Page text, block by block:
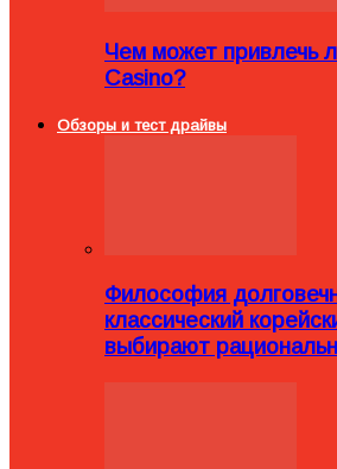
Чем может привлечь
Casino?
Обзоры и тест драйвы
Философия
классический
выбирают